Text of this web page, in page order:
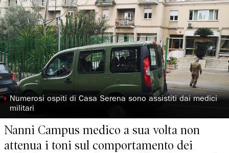
◗ Numerosi ospiti di Casa Serena sono assistiti dai medici
militari
Nanni Campus medico a sua volta non
attenua i toni sul comportamento dei